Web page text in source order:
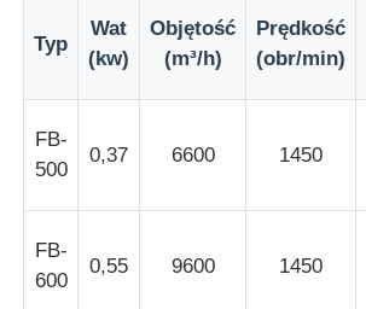
O nas
Wycieczka po fabryce
Kontrola jakości
Skontaktuj się z nami
Typ
Wat
(kw)
Objętość
(m³/h)
Prędkość
(obr/min)
FB-
500
0,37 6600 1450
FB-
600
0,55 9600 1450